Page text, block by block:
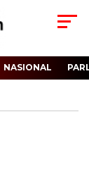
NASIONAL